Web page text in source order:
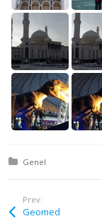
Posted in:
Genel
Prev:
Geomed